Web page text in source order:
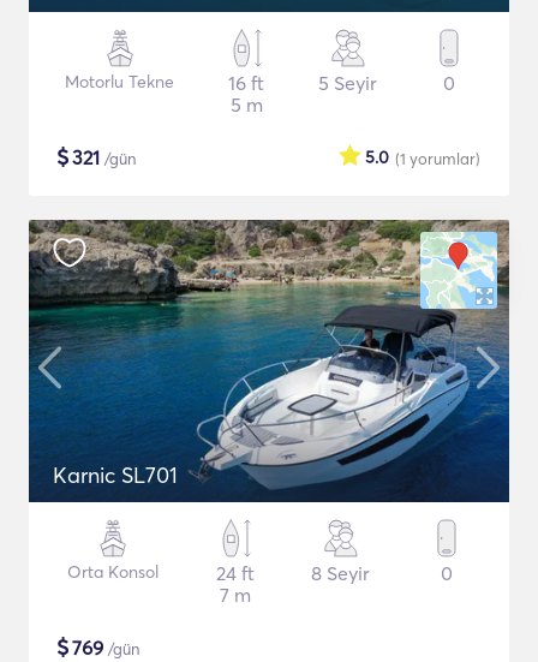
Motorlu Tekne
16 ft
5 m
5 Seyir 0
$321 /gün (1 yorumlar)
5.0
Karnic SL701
Orta Konsol
24 ft
7 m
8 Seyir 0
$769 /gün